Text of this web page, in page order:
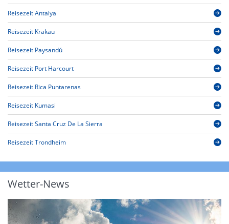
Reisezeit Antalya
Reisezeit Krakau
Reisezeit Paysandú
Reisezeit Port Harcourt
Reisezeit Rica Puntarenas
Reisezeit Kumasi
Reisezeit Santa Cruz De La Sierra
Reisezeit Trondheim
Wetter-News